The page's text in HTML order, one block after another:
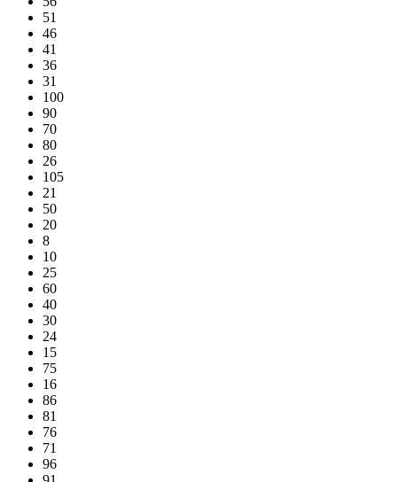
51
46
41
36
31
100
90
70
80
26
105
21
50
20
8
10
25
60
40
30
24
15
75
16
86
81
76
71
96